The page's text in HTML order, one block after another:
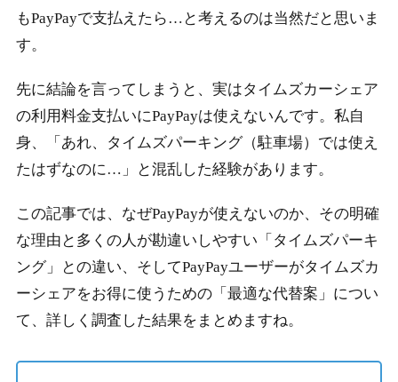
もPayPayで支払えたら…と考えるのは当然だと思いま
す。
先に結論を言ってしまうと、実はタイムズカーシェア
の利用料金支払いにPayPayは使えないんです。私自
身、「あれ、タイムズパーキング（駐車場）では使え
たはずなのに…」と混乱した経験があります。
この記事では、なぜPayPayが使えないのか、その明確
な理由と多くの人が勘違いしやすい「タイムズパーキ
ング」との違い、そしてPayPayユーザーがタイムズカ
ーシェアをお得に使うための「最適な代替案」につい
て、詳しく調査した結果をまとめますね。